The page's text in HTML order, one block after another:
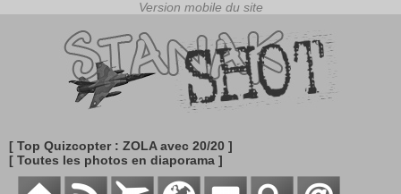
[ Top Quizcopter : ZOLA avec 20/20 ]
[ Toutes les photos en diaporama ]